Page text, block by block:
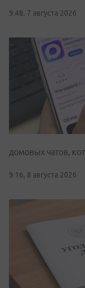
9:48, 7 августа 2026
домовых чатов,
9:16, 8 августа 2026